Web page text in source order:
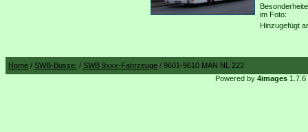
im Foto:
Hinzugefügt
Home / SWB-Busse: / SWB 9xxx-Fahrzeuge / 9601-9610 MAN NL 222
Powered by 4images1.7.6